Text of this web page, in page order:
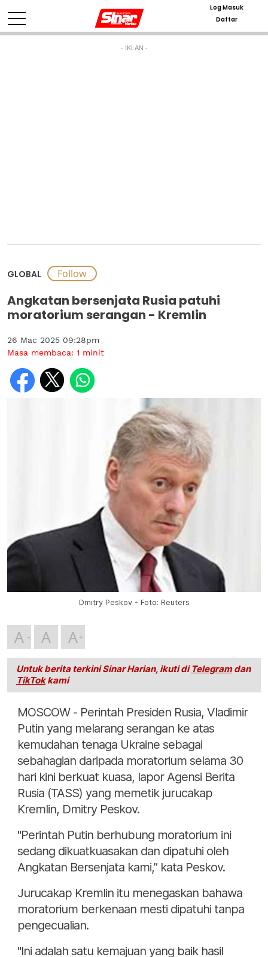
Log Masuk
Daftar
- IKLAN -
GLOBAL
Angkatan bersenjata Rusia patuhi
moratorium serangan - Kremlin
26 Mac 2025 09:28pm
Masa membaca: 1 minit
Dmitry Peskov - Foto: Reuters
A A A
Untuk berita terkini Sinar Harian, ikuti di Telegramdan
TikTokkami
MOSCOW - Perintah Presiden Rusia, Vladimir
Putin yang melarang serangan ke atas
kemudahan tenaga Ukraine sebagai
sebahagian daripada moratorium selama 30
hari kini berkuat kuasa, lapor Agensi Berita
Rusia (TASS) yang memetik jurucakap
Kremlin, Dmitry Peskov.
"Perintah Putin berhubung moratorium ini
sedang dikuatkuasakan dan dipatuhi oleh
Angkatan Bersenjata kami,” kata Peskov.
Jurucakap Kremlin itu menegaskan bahawa
moratorium berkenaan mesti dipatuhi tanpa
pengecualian.
"Ini adalah satu kemajuan yang baik hasil